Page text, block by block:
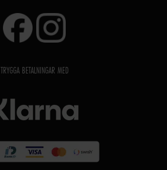
TRYGGA BETALNINGAR MED